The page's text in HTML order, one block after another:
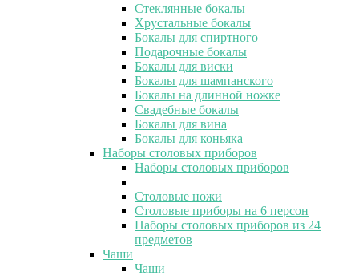
Стеклянные бокалы
Хрустальные бокалы
Бокалы для спиртного
Подарочные бокалы
Бокалы для виски
Бокалы для шампанского
Бокалы на длинной ножке
Свадебные бокалы
Бокалы для вина
Бокалы для коньяка
Наборы столовых приборов
Наборы столовых приборов
Столовые ножи
Столовые приборы на 6 персон
Наборы столовых приборов из 24
предметов
Чаши
Чаши